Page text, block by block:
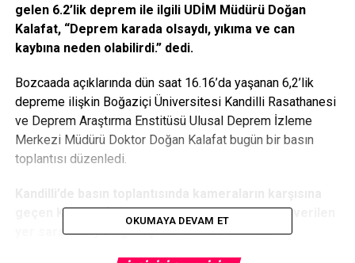
gelen 6.2’lik deprem ile ilgili UDİM Müdürü Doğan
Kalafat, “Deprem karada olsaydı, yıkıma ve can
kaybına neden olabilirdi.” dedi.
Bozcaada açıklarında dün saat 16.16’da yaşanan 6,2’lik
depreme ilişkin Boğaziçi Üniversitesi Kandilli Rasathanesi
ve Deprem Araştırma Enstitüsü Ulusal Deprem İzleme
Merkezi Müdürü Doktor Doğan Kalafat bugün bir basın
toplantısı düzenledi.
geçen Kalafat, ‘Kuzey Ege Denizi Depremi’ adı verilen
yer sarsıntısıyla ilgili açıklamalarda bulundu.
OKUMAYA DEVAM ET